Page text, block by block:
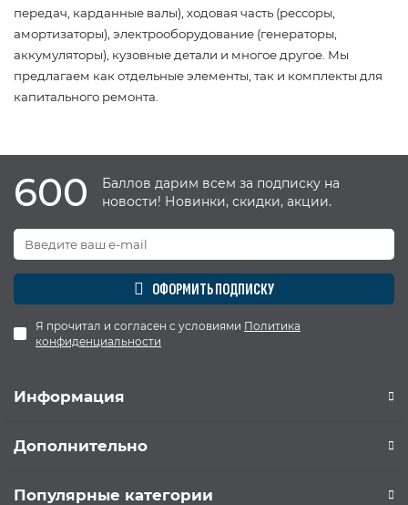
передач, карданные валы), ходовая часть (рессоры,
амортизаторы), электрооборудование (генераторы,
аккумуляторы), кузовные детали и многое другое. Мы
предлагаем как отдельные элементы, так и комплекты для
капитального ремонта.
600
Баллов дарим всем за подписку на
новости! Новинки, скидки, акции.
ОФОРМИТЬ ПОДПИСКУ
Я прочитал и согласен с условиями Политика
конфиденциальности
Информация
Дополнительно
Популярные категории